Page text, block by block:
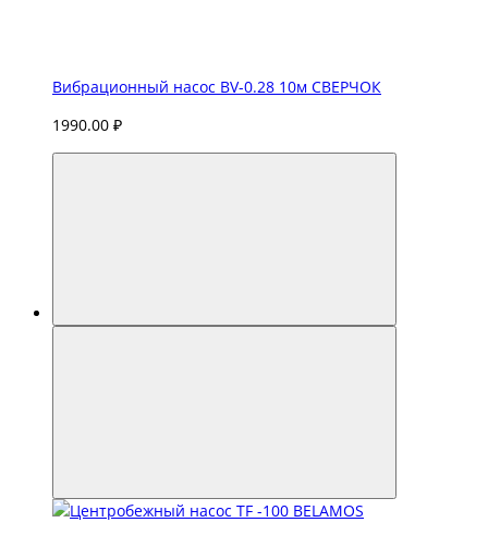
Вибрационный насос BV-0.28 10м СВЕРЧОК
1990.00 ₽